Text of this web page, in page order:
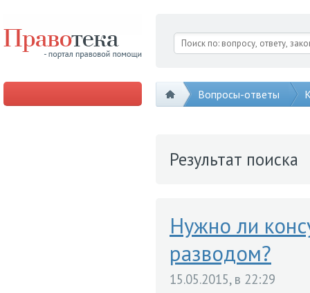
Вопросы-ответы
Результат поиска
Нужно ли
разводом?
15.05.2015, в 22:29